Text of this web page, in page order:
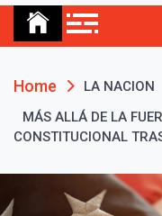
Home LA NACION
MÁS ALLÁ DE LA
CONSTITUCIONAL